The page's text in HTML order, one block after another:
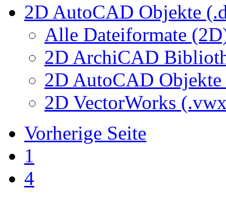
2D AutoCAD Objekte
Alle Dateiformate
2D ArchiCAD
2D AutoCAD
2D VectorWorks
Vorherige Seite
1
4